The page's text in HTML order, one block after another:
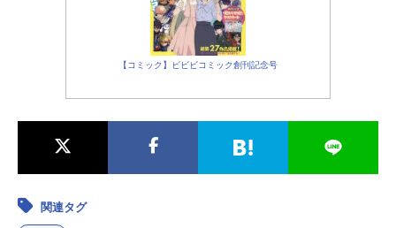
【コミック】ビビビコミック創刊記念号
関連タグ